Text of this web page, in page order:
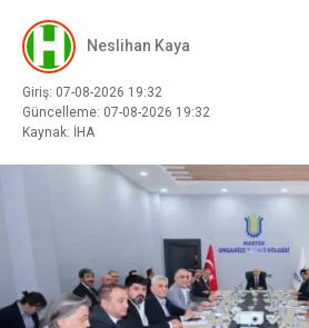
Neslihan Kaya
Giriş: 07-08-2026 19:32
Güncelleme: 07-08-2026 19:32
Kaynak: İHA